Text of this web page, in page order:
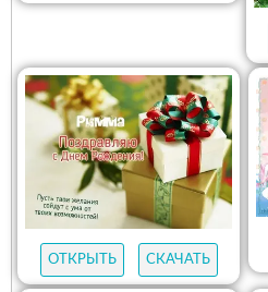
ОТКРЫТЬ СКАЧАТЬ